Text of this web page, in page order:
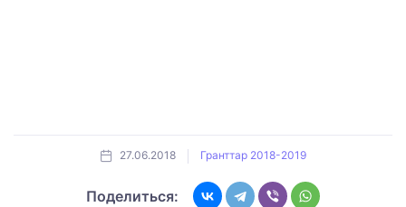
27.06.2018 Гранттар 2018-2019
Поделиться: